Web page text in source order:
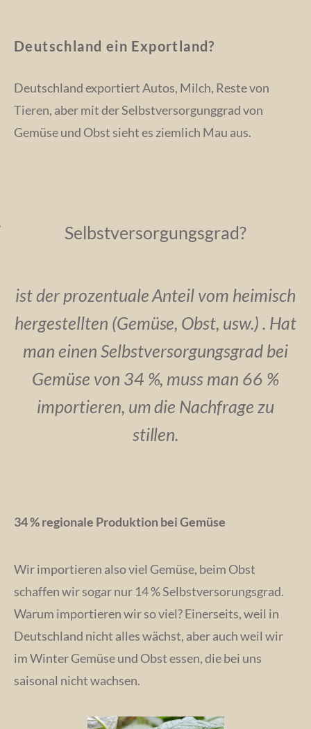
Deutschland ein Exportland?
Deutschland exportiert Autos, Milch, Reste von
Tieren, aber mit der Selbstversorgunggrad von
Gemüse und Obst sieht es ziemlich Mau aus.
Selbstversorgungsgrad?
ist der prozentuale Anteil vom heimisch
hergestellten (Gemüse, Obst, usw.) . Hat
man einen Selbstversorgungsgrad bei
Gemüse von 34 %, muss man 66 %
importieren, um die Nachfrage zu
stillen.
34 % regionale Produktion bei Gemüse
Wir importieren also viel Gemüse, beim Obst
schaffen wir sogar nur 14 % Selbstversorungsgrad.
Warum importieren wir so viel? Einerseits, weil in
Deutschland nicht alles wächst, aber auch weil wir
im Winter Gemüse und Obst essen, die bei uns
saisonal nicht wachsen.